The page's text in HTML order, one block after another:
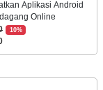
Aplikasi Android
Online
10%